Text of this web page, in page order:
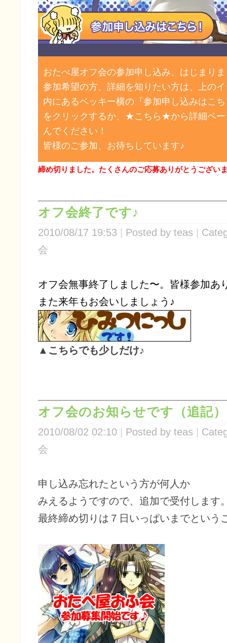
おたべ屋オフ会の参加申し込み、はじまり
参加希望の方、詳細を知りたい方は、上の
内にあるベッキー横の『参加申し込みはこ
をクリックするか、★こちら★から詳細ペー
んでください！
皆様のご参加、お待ちしています♪
締め切りました。たくさんのご応募ありがとうござい
オフ会終了です♪
2010/08/17 19:53 Posted by teas
会
オフ会無事終了しました〜。皆様参加あ
また来年もお会いしましょう♪
▲こちらでも少しだけ♪
オフ会のお知らせです（追記
2010/08/02 02:10 Posted by teas
会
申し込み忘れたという方が何人か
みえるようですので、追加で受付します
最終締め切りは７日いっぱいまでという